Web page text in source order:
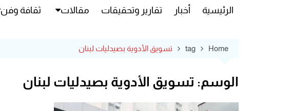
الرئيسية أخبار تقارير وتحقيقات مقالات ثقافة وفن
Home
tag تسويق الأدوية بصيدليات لبنان
الوسم: تسويق الأدوية بصيدليات لبنان